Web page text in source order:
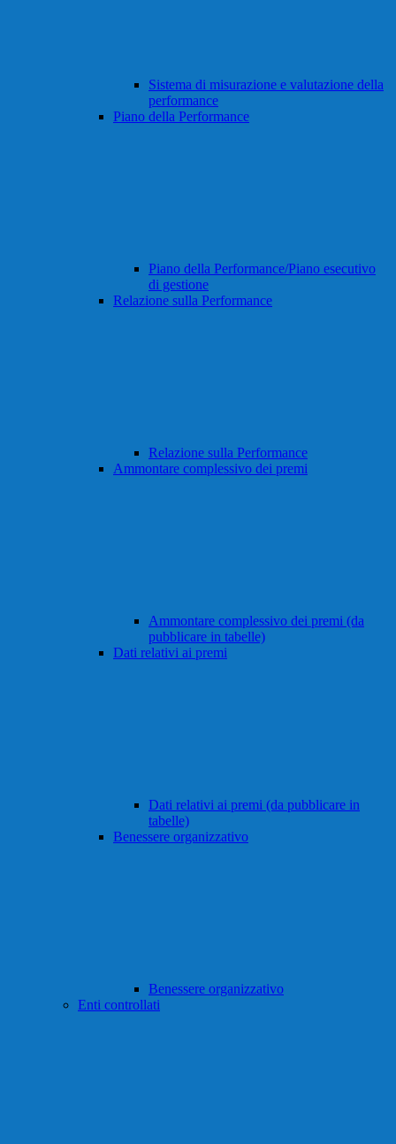
Sistema di misurazione e valutazione della
performance
Piano della Performance
Piano della Performance/Piano esecutivo
di gestione
Relazione sulla Performance
Relazione sulla Performance
Ammontare complessivo dei premi
Ammontare complessivo dei premi (da
pubblicare in tabelle)
Dati relativi ai premi
Dati relativi ai premi (da pubblicare in
tabelle)
Benessere organizzativo
Benessere organizzativo
Enti controllati